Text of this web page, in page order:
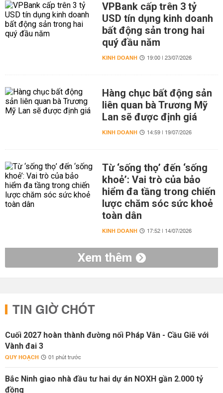
VPBank cấp trên 3 tỷ
USD tín dụng kinh doanh
bất động sản trong hai
quý đầu năm
KINH DOANH 19:00 | 23/07/2026
Hàng chục bất động sản
liên quan bà Trương Mỹ
Lan sẽ được định giá
KINH DOANH 14:59 | 19/07/2026
Từ ‘sống thọ’ đến ‘sống
khoẻ’: Vai trò của bảo
hiểm đa tầng trong chiến
lược chăm sóc sức khoẻ
toàn dân
KINH DOANH 17:52 | 14/07/2026
Xem thêm
TIN GIỜ CHÓT
Cuối 2027 hoàn thành đường nối Pháp Vân - Cầu Giẽ với
Vành đai 3
QUY HOẠCH 01 phút trước
Bắc Ninh giao nhà đầu tư hai dự án NOXH gần 2.000 tỷ
đồng